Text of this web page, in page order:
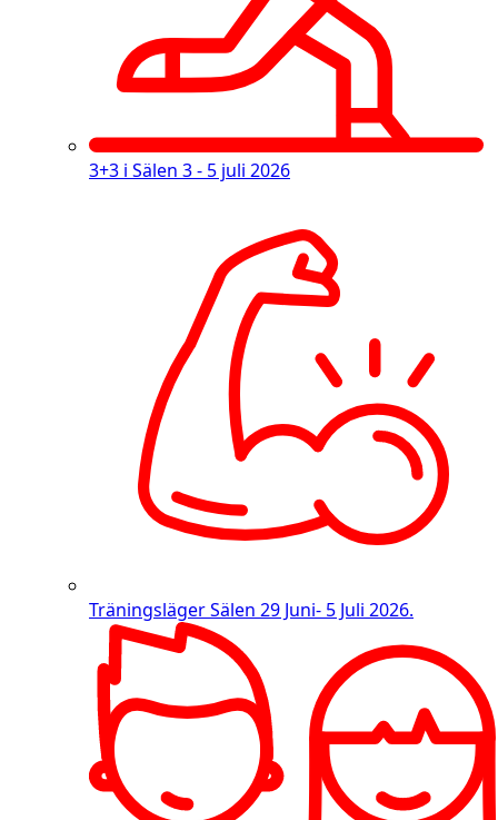
3+3 i Sälen 3 - 5 juli 2026
Träningsläger Sälen 29 Juni- 5 Juli 2026.